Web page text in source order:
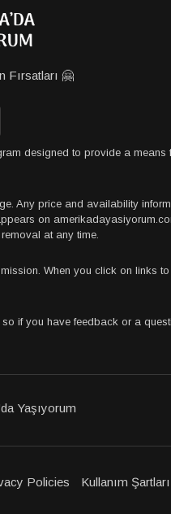
Fırsatları 🤗
designed to provide a
Any price and availability
on
at any time.
When you click on links
if you have feedback or a
Yaşıyorum
Policies Kullanım Şartları